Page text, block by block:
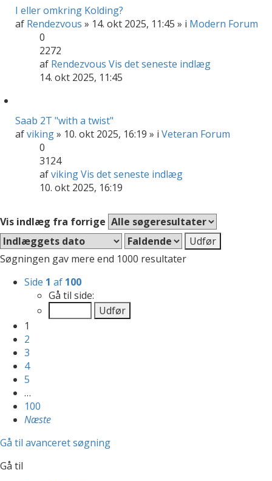
I eller omkring Kolding?
af Rendezvous » 14. okt 2025, 11:45 » i Modern Forum
0
2272
af Rendezvous Vis det seneste indlæg
14. okt 2025, 11:45
Saab 2T "with a twist"
afviking» 10. okt 2025, 16:19 » i Veteran Forum
0
3124
afvikingVis det seneste indlæg
10. okt 2025, 16:19
Vis indlæg fra forrige
Søgningen gav mere end 1000 resultater
Side 1 af 100
Gå til side:
1
2
3
4
5
…
100
Næste
Gå til avanceret søgning
Gå til